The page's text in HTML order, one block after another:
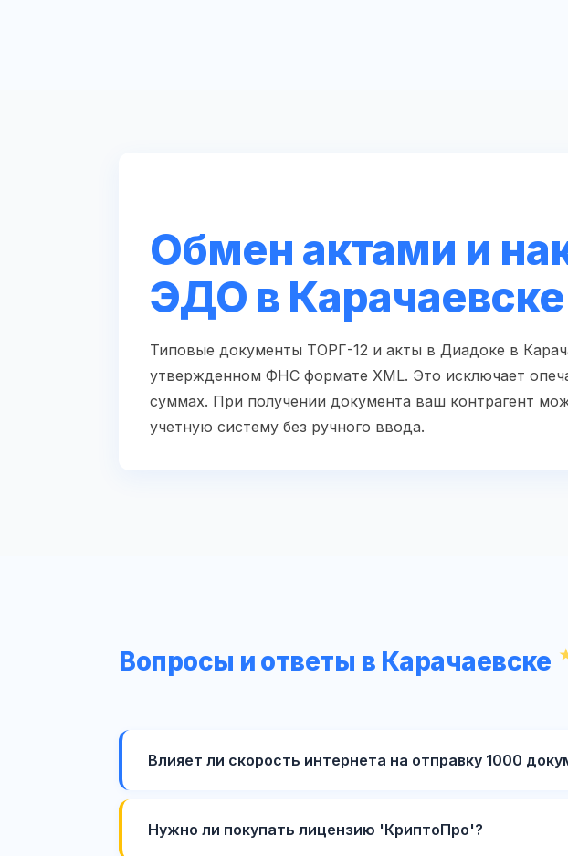
Обмен актами и
ЭДО в Карачаевске
Типовые документы ТОРГ-12 и акты в Диадоке в
утвержденном ФНС формате XML. Это исключает
суммах. При получении документа ваш контрагент
учетную систему без ручного ввода.
Вопросы и ответы в Карачаевске
Влияет ли скорость интернета на отправку 1000
Нужно ли покупать лицензию 'КриптоПро'?